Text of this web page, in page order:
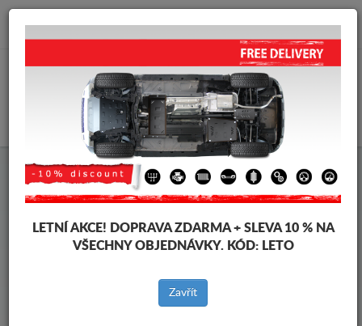
info@krytpodmotor.com
Kryt pod motor Volkswagen
Kryt pod motor Volkswagen Caddy
Značky
Značky vozidel
Zpět na produkty
LETNÍ AKCE! DOPRAVA ZDARMA + SLEVA 10 % NA
VŠECHNY OBJEDNÁVKY. KÓD: LETO
Zavřít